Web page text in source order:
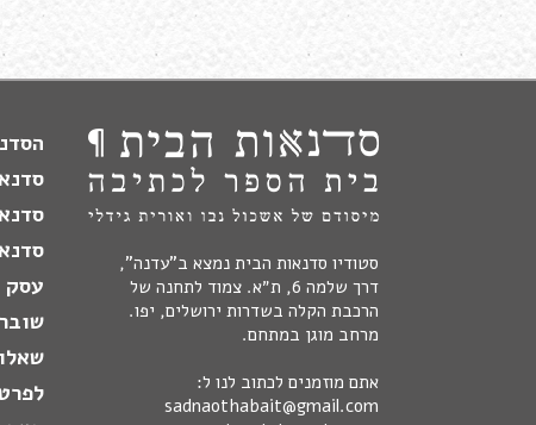
עסק
סטודיו סדנאות הבית נמצא ב"עדנה",
דרך שלמה 6, ת״א. צמוד לתחנה של
הרכבת הקלה בשדרות ירושלים, יפו.
מרחב מוגן במתחם.
אתם מוזמנים לכתוב לנו ל:
sadnaothabait@gmail.com